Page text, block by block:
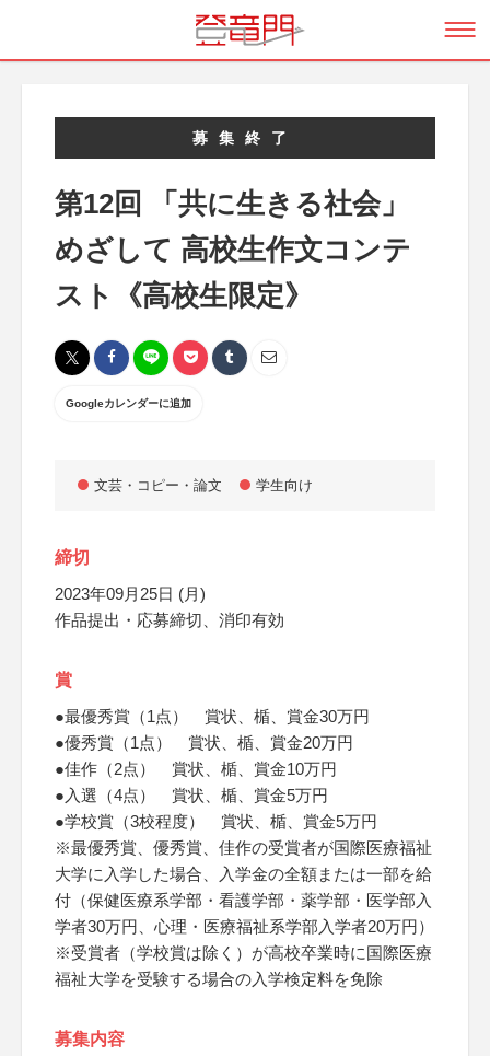
募集終了
第12回 「共に生きる社会」
めざして 高校生作文コンテ
スト《高校生限定》
Googleカレンダーに追加
文芸・コピー・論文 学生向け
締切
2023年09月25日 (月)
作品提出・応募締切、消印有効
賞
●最優秀賞（1点） 賞状、楯、賞金30万円
●優秀賞（1点） 賞状、楯、賞金20万円
●佳作（2点） 賞状、楯、賞金10万円
●入選（4点） 賞状、楯、賞金5万円
●学校賞（3校程度） 賞状、楯、賞金5万円
※最優秀賞、優秀賞、佳作の受賞者が国際医療福祉
大学に入学した場合、入学金の全額または一部を給
付（保健医療系学部・看護学部・薬学部・医学部入
学者30万円、心理・医療福祉系学部入学者20万円）
※受賞者（学校賞は除く）が高校卒業時に国際医療
福祉大学を受験する場合の入学検定料を免除
募集内容